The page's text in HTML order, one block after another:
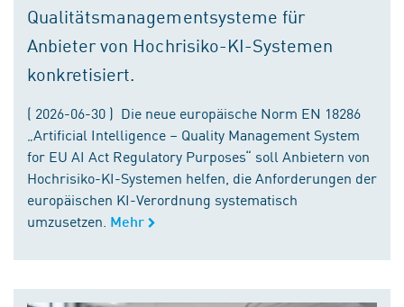
Qualitätsmanagementsysteme für
Anbieter von Hochrisiko-KI-Systemen
konkretisiert.
( 2026-06-30 ) Die neue europäische Norm EN 18286
„Artificial Intelligence – Quality Management System
for EU AI Act Regulatory Purposes“ soll Anbietern von
Hochrisiko-KI-Systemen helfen, die Anforderungen der
europäischen KI-Verordnung systematisch
umzusetzen. Mehr